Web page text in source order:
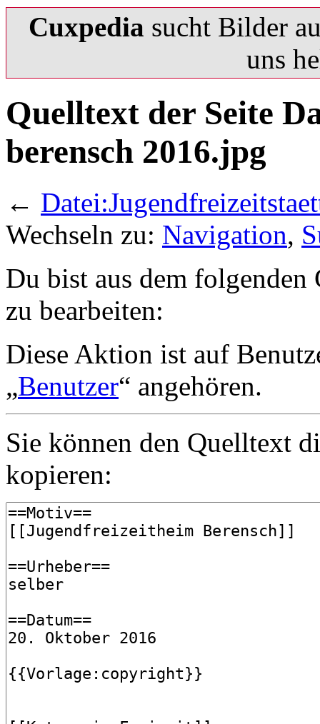
Cuxpedia sucht Bilder
uns
Quelltext der Seite
berensch 2016.jpg
←
Wechseln zu: Navigation,
Du bist aus dem
zu bearbeiten:
Diese Aktion ist auf
„Benutzer“ angehören.
Sie können den Quelltext
kopieren: